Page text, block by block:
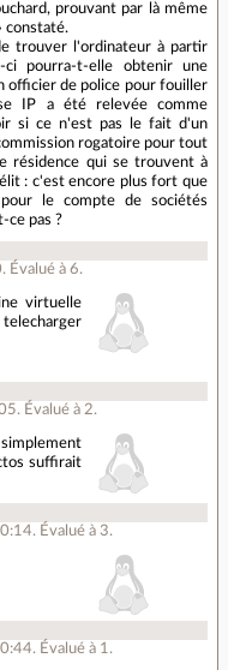
prouvant par là même
constaté.
trouver l'ordinateur à partir
pourra-t-elle obtenir une
officier de police pour fouiller
IP a été relevée comme
si ce n'est pas le fait d'un
rogatoire pour tout
résidence qui se trouvent à
: c'est encore plus fort que
le compte de sociétés
ce pas ?
. Évalué à 6.
virtuelle
. Évalué à 2.
suffirait
. Évalué à 3.
. Évalué à 1 .